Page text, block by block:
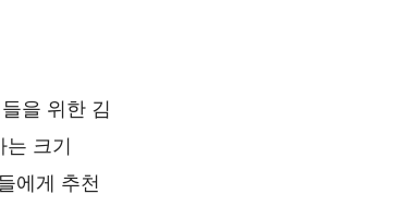
을 위한 김
크기
에게 추천